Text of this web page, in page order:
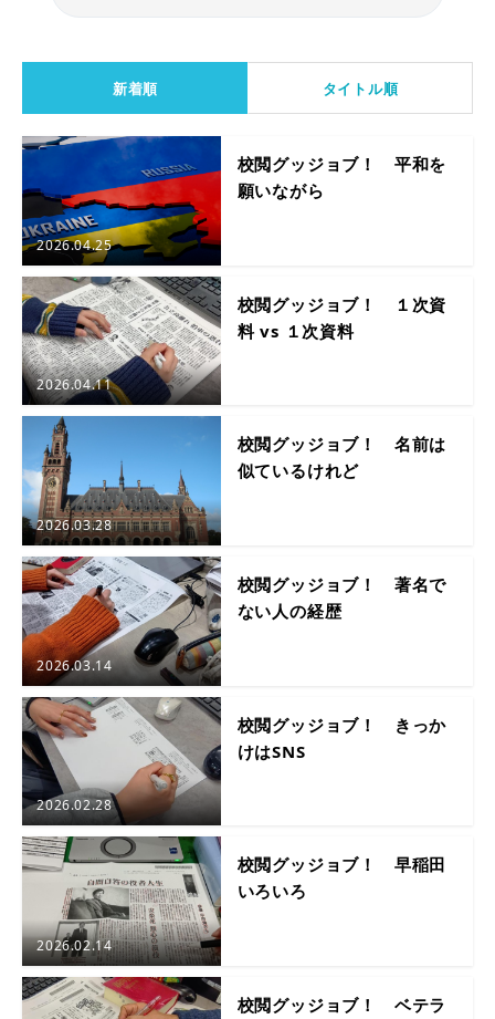
新着順 タイトル順
2026.04.25
校閲グッジョブ！ 平和を
願いながら
2026.04.11
校閲グッジョブ！ １次資
料 vs １次資料
2026.03.28
校閲グッジョブ！ 名前は
似ているけれど
2026.03.14
校閲グッジョブ！ 著名で
ない人の経歴
2026.02.28
校閲グッジョブ！ きっか
けはSNS
2026.02.14
校閲グッジョブ！ 早稲田
いろいろ
校閲グッジョブ！ ベテラ